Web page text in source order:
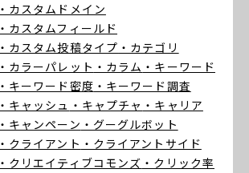
・カスタムドメイン
・カスタムフィールド
・カスタム投稿タイプ ・カテゴリ
・カラーパレット ・カラム ・キーワード
・キーワード密度 ・キーワード調査
・キャッシュ ・キャプチャ ・キャリア
・キャンペーン ・グーグルボット
・クライアント ・クライアントサイド
・クリエイティブコモンズ ・クリック率